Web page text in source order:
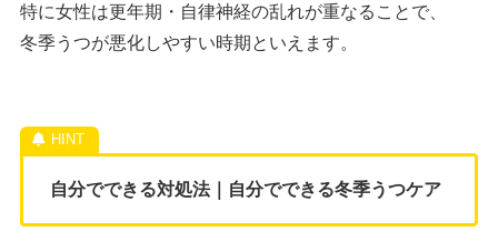
特に女性は更年期・自律神経の乱れが重なることで、
冬季うつが悪化しやすい時期といえます。
自分でできる対処法｜自分でできる冬季うつケア